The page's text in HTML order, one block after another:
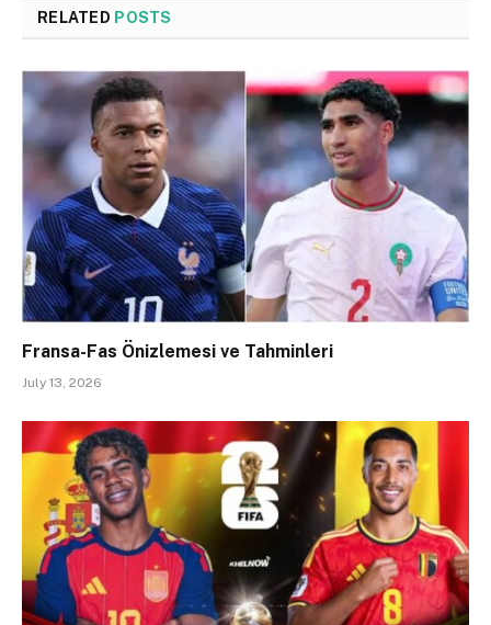
RELATED POSTS
Fransa-Fas Önizlemesi ve Tahminleri
July 13, 2026